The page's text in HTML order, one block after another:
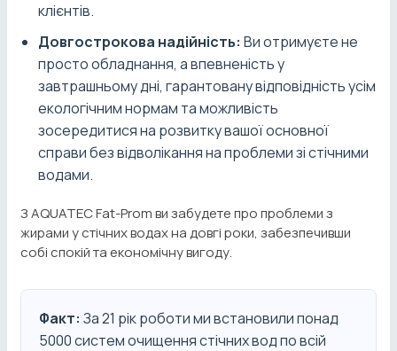
клієнтів.
Довгострокова надійність: Ви отримуєте не
просто обладнання, а впевненість у
завтрашньому дні, гарантовану відповідність усім
екологічним нормам та можливість
зосередитися на розвитку вашої основної
справи без відволікання на проблеми зі стічними
водами.
З AQUATEC Fat-Prom ви забудете про проблеми з
жирами у стічних водах на довгі роки, забезпечивши
собі спокій та економічну вигоду.
Факт: За 21 рік роботи ми встановили понад
5000 систем очищення стічних вод по всій